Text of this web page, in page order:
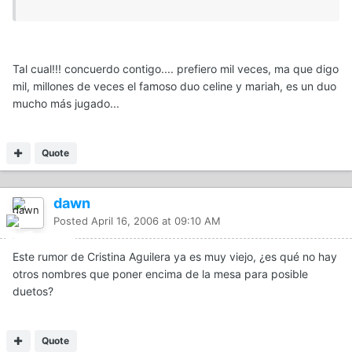
Tal cual!!! concuerdo contigo.... prefiero mil veces, ma que digo
mil, millones de veces el famoso duo celine y mariah, es un duo
mucho más jugado...
Quote
dawn
Posted April 16, 2006 at 09:10 AM
Este rumor de Cristina Aguilera ya es muy viejo, ¿es qué no hay
otros nombres que poner encima de la mesa para posible
duetos?
Quote